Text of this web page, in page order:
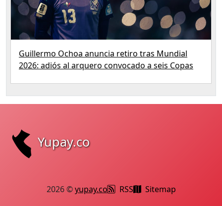
Guillermo Ochoa anuncia retiro tras Mundial
2026: adiós al arquero convocado a seis Copas
Yupay.co
2026 ©yupay.co RSS Sitemap